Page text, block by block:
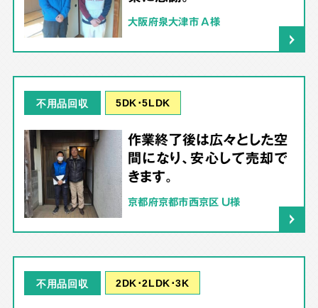
大阪府泉大津市 A様
不用品回収 5DK･5LDK
作業終了後は広々とした空
間になり、安心して売却で
きます。
京都府京都市西京区 U様
不用品回収 2DK･2LDK･3K